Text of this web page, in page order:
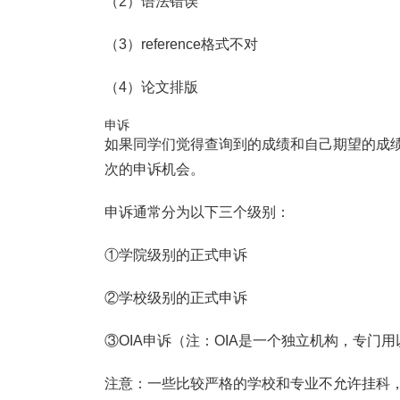
（3）reference格式不对
（4）论文排版
申诉
如果同学们觉得查询到的成绩和自己期望的成
次的申诉机会。
申诉通常分为以下三个级别：
①学院级别的正式申诉
②学校级别的正式申诉
③OIA申诉（注：OIA是一个独立机构，专门
注意：一些比较严格的学校和专业不允许挂科